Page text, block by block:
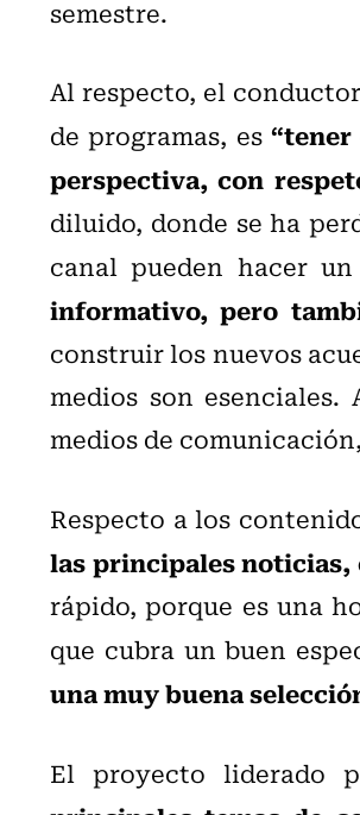
semestre.
Al respecto, el
de programas, es
perspectiva, con
diluido, donde se ha
canal pueden hacer
informativo, pero
construir los nuevos
medios son
medios de
Respecto a los
las principales
rápido, porque es una
que cubra un buen
una muy buena
El proyecto liderado